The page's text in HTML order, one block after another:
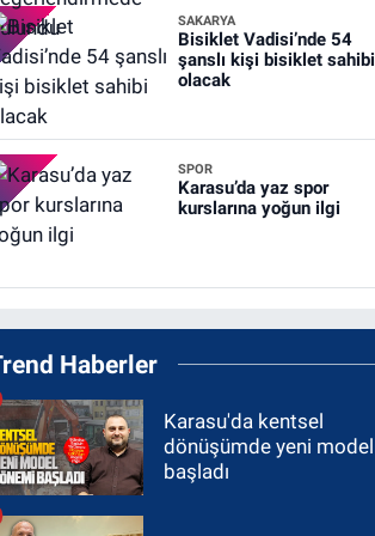
SAKARYA
Bisiklet Vadisi’nde 54
şanslı kişi bisiklet sahibi
olacak
SPOR
Karasu’da yaz spor
kurslarına yoğun ilgi
Haberler
Karasu'da kentsel
dönüşümde yeni model
başladı